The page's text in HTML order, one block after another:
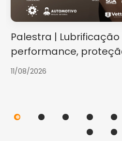
Palestra |
performance,
11/08/2026